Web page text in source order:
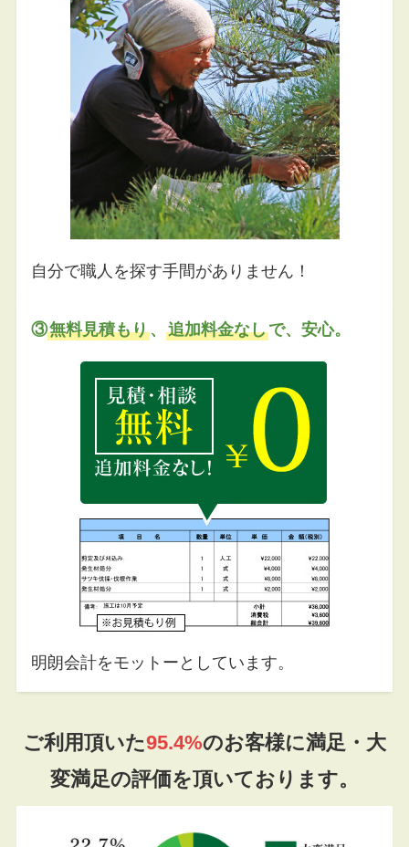
自分で職人を探す手間がありません！
③無料見積もり、追加料金なしで、安心。
明朗会計をモットーとしています。
ご利用頂いた95.4%のお客様に満足・大
変満足の評価を頂いております。